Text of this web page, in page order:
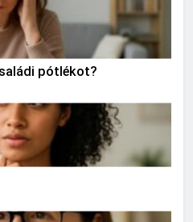
pótlékot?